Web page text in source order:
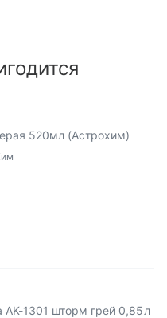
520мл (Астрохим)
AK-1301 шторм грей 0,85л